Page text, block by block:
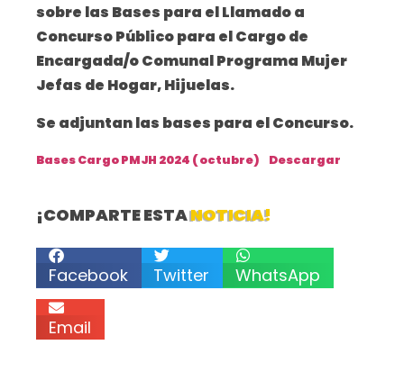
sobre las Bases para el Llamado a
Concurso Público para el Cargo de
Encargada/o Comunal Programa Mujer
Jefas de Hogar, Hijuelas.
Se adjuntan las bases para el Concurso.
Bases Cargo PMJH 2024 ( octubre) Descargar
¡COMPARTE ESTANOTICIA!
Facebook Twitter WhatsApp
Email